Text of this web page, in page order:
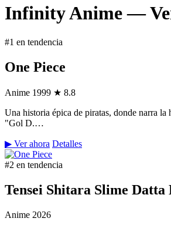
Infinity Anime —
#1 en tendencia
One Piece
Anime 1999 ★ 8.8
Una historia épica de piratas, donde narra
"Gol D.…
▶ Ver ahora Detalles
#2 en tendencia
Tensei Shitara Slime Datta
Anime 2026